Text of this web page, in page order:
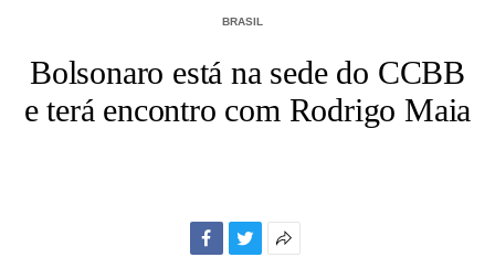
BRASIL
Bolsonaro está na sede do CCBB
e terá encontro com Rodrigo Maia